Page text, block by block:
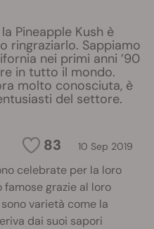
Pineapple Kush è
ringraziarlo. Sappiamo
nei primi anni ’90
in tutto il mondo.
molto conosciuta, è
del settore.
83 10 Sep 2019
celebrate per la loro
grazie al loro
varietà come la
dai suoi sapori